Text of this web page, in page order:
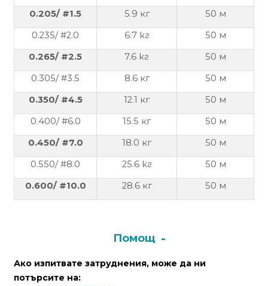
за
използване
“бисквитки”
(Cookie)
Copyright
©
Всички
права
запазени.
Интернет
Маркетинг
0.205/ #1.5 5.9 кг
50 м
0.235/#2.0 6.7 кг
50 м
0.265/ #2.5 7.6 кг
50 м
0.305/ #3.5 8.6кг
50 м
0.350/ #4.5 12.1 кг
50 м
0.400/ #6.0 15.5 кг
50 м
0.450/ #7.0 18.0 кг
50 м
0.550/ #8.0 25.6 кг 50 м
0.600/ #10.0 28.6кг 50 м
Помощ
Ако изпитвате затруднения, може да ни
потърсите на: